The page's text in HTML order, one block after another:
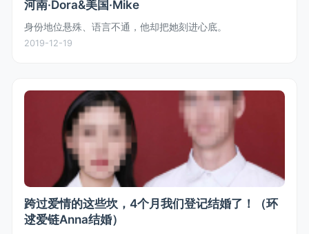
河南·Dora&美国·Mike
身份地位悬殊、语言不通，他却把她刻进心底。
2019-12-19
跨过爱情的这些坎，4个月我们登记结婚了！（环
逑爱链Anna结婚）